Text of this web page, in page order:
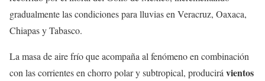
gradualmente las condiciones para lluvias en Veracruz, Oaxaca,
Chiapas y Tabasco.
La masa de aire frío que acompaña al fenómeno en combinación
con las corrientes en chorro polar y subtropical, producirá vientos